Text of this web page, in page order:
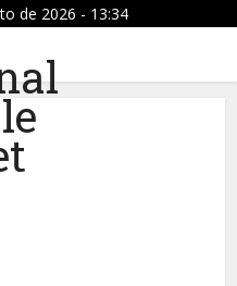
de 2026 - 13:34